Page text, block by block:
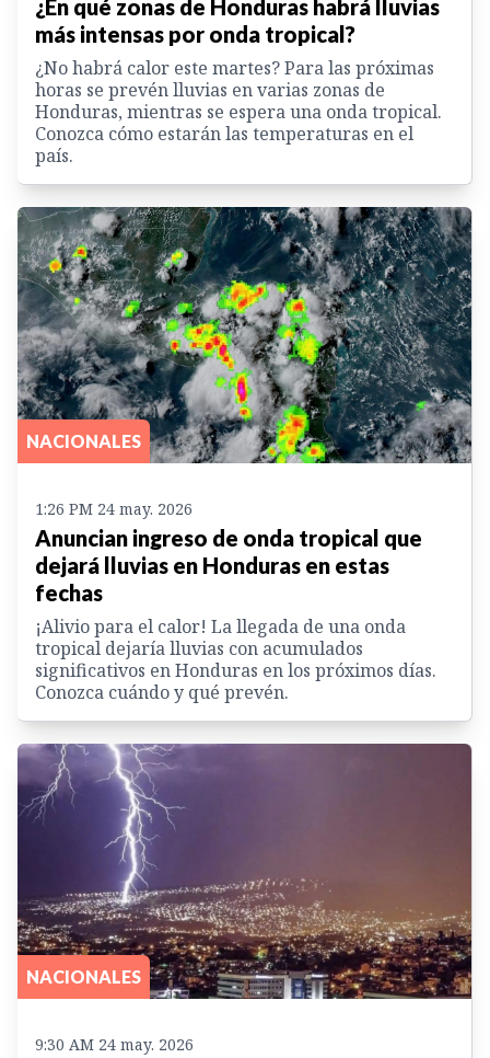
¿En qué zonas de Honduras habrá lluvias
más intensas por onda tropical?
¿No habrá calor este martes? Para las próximas
horas se prevén lluvias en varias zonas de
Honduras, mientras se espera una onda tropical.
Conozca cómo estarán las temperaturas en el
país.
NACIONALES
1:26 PM 24 may. 2026
Anuncian ingreso de onda tropical que
dejará lluvias en Honduras en estas
fechas
¡Alivio para el calor! La llegada de una onda
tropical dejaría lluvias con acumulados
significativos en Honduras en los próximos días.
Conozca cuándo y qué prevén.
NACIONALES
9:30 AM 24 may. 2026